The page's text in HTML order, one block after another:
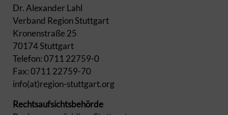
Dr. Alexander Lahl
Verband Region Stuttgart
Kronenstraße 25
70174 Stuttgart
Telefon: 0711 22759-0
Fax: 0711 22759-70
info(at)region-stuttgart.org
Rechtsaufsichtsbehörde